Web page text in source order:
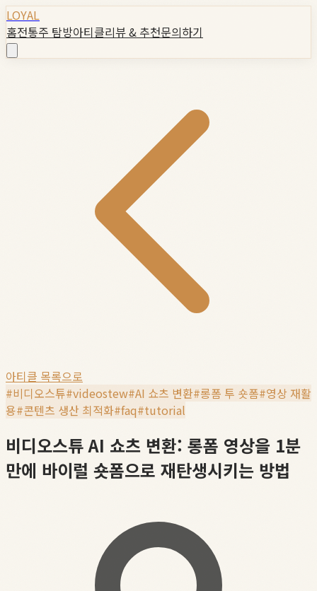
LOYAL
홈전통주 탐방아티클리뷰 & 추천문의하기
아티클 목록으로
#비디오스튜#videostew#AI 쇼츠 변환#롱폼 투 숏폼#영상 재활
용#콘텐츠 생산 최적화#faq#tutorial
비디오스튜 AI 쇼츠 변환: 롱폼 영상을 1분
만에 바이럴 숏폼으로 재탄생시키는 방법